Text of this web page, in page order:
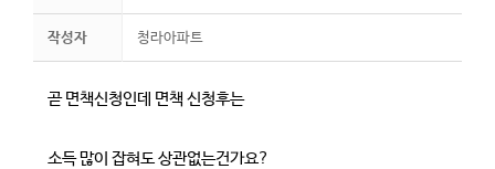
작성자 청라아파트
곧 면책신청인데 면책 신청후는
소득 많이 잡혀도 상관없는건가요?